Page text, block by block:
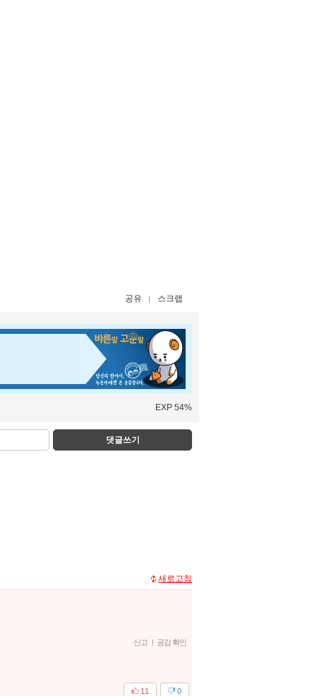
공유 스크랩
EXP 54%
댓글쓰기
새로고침
신고 | 공감 확인
0
11